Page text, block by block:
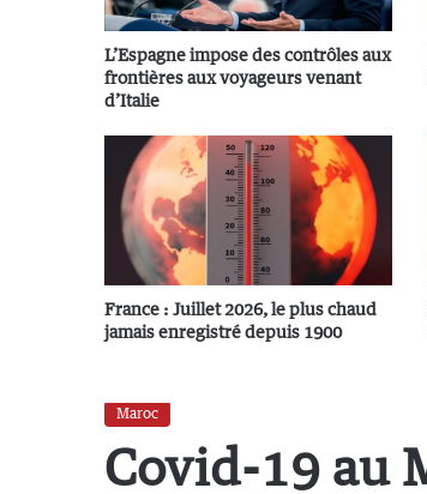
L’Espagne impose des contrôles aux
frontières aux voyageurs venant
d’Italie
France : Juillet 2026, le plus chaud
jamais enregistré depuis 1900